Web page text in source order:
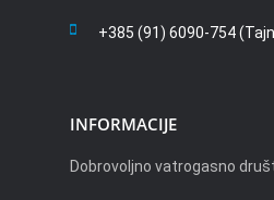
+385 (91) 6090-754
INFORMACIJE
Dobrovoljno vatrogasno